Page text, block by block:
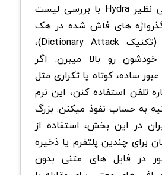
ابزارهای اتوماتیکی نظیر Hydra با بررسی لیست
های فاش شده در هک
های بزرگ قبلی (تکنیک Dictionary Attack)،
رو بالا میبرن. اگر
عبور ساده، کوتاه یا تکراری مثل
تلفن استفاده کنن، این نرم
به حساب نفوذ میکنن. بزرگ
در این بخش، استفاده از
برای چندین پلتفرم یا ذخیره
در فایل های متنی بدون